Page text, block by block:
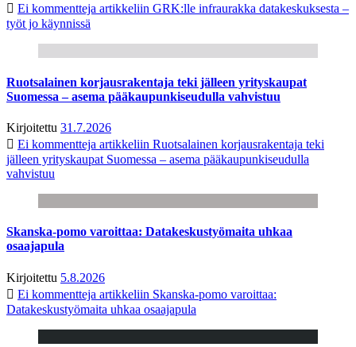
Ei kommentteja artikkeliin GRK:lle infraurakka datakeskuksesta –
työt jo käynnissä
Ruotsalainen korjausrakentaja teki jälleen yrityskaupat
Suomessa – asema pääkaupunkiseudulla vahvistuu
Kirjoitettu 31.7.2026
Ei kommentteja artikkeliin Ruotsalainen korjausrakentaja teki
jälleen yrityskaupat Suomessa – asema pääkaupunkiseudulla
vahvistuu
Skanska-pomo varoittaa: Datakeskustyömaita uhkaa
osaajapula
Kirjoitettu 5.8.2026
Ei kommentteja artikkeliin Skanska-pomo varoittaa:
Datakeskustyömaita uhkaa osaajapula